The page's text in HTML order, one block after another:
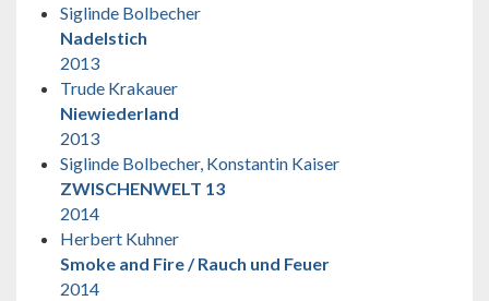
Siglinde Bolbecher
Nadelstich
2013
Trude Krakauer
Niewiederland
2013
Siglinde Bolbecher, Konstantin Kaiser
ZWISCHENWELT 13
2014
Herbert Kuhner
Smoke and Fire / Rauch und Feuer
2014